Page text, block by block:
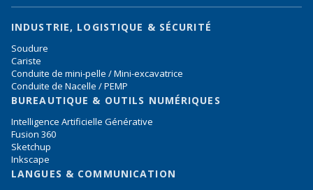
INDUSTRIE, LOGISTIQUE & SÉCURITÉ
Soudure
Cariste
Conduite de mini-pelle / Mini-excavatrice
Conduite de Nacelle / PEMP
BUREAUTIQUE & OUTILS NUMÉRIQUES
Intelligence Artificielle Générative
Fusion 360
Sketchup
Inkscape
LANGUES & COMMUNICATION